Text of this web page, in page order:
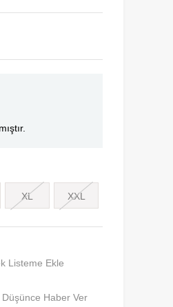
XL XXL
Listeme Ekle
Düşünce Haber Ver